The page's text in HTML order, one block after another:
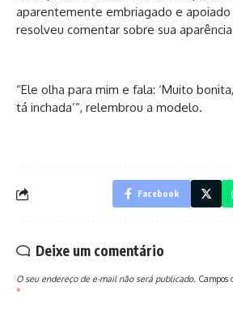
aparentemente embriagado e apoiado
resolveu comentar sobre sua
“Ele olha para mim e fala: ‘Muito
tá inchada’”, relembrou a modelo.
Facebook
Deixe um comentário
O seu endereço de e-mail não será publicado. Campos
*